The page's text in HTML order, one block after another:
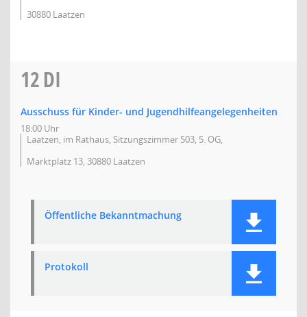
30880 Laatzen
12DI
Ausschuss für Kinder- und Jugendhilfeangelegenheiten
18:00 Uhr
Laatzen, im Rathaus, Sitzungszimmer 503, 5. OG,
Marktplatz 13, 30880 Laatzen
Öffentliche Bekanntmachung
Protokoll